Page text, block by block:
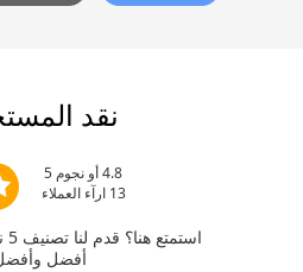
نقد
4.8أو نجوم 5
13 ارآء العملاء
أفضل